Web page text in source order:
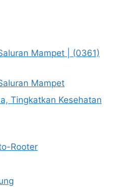
Mampet | (0361)
Mampet
Tingkatkan Kesehatan
Rooter